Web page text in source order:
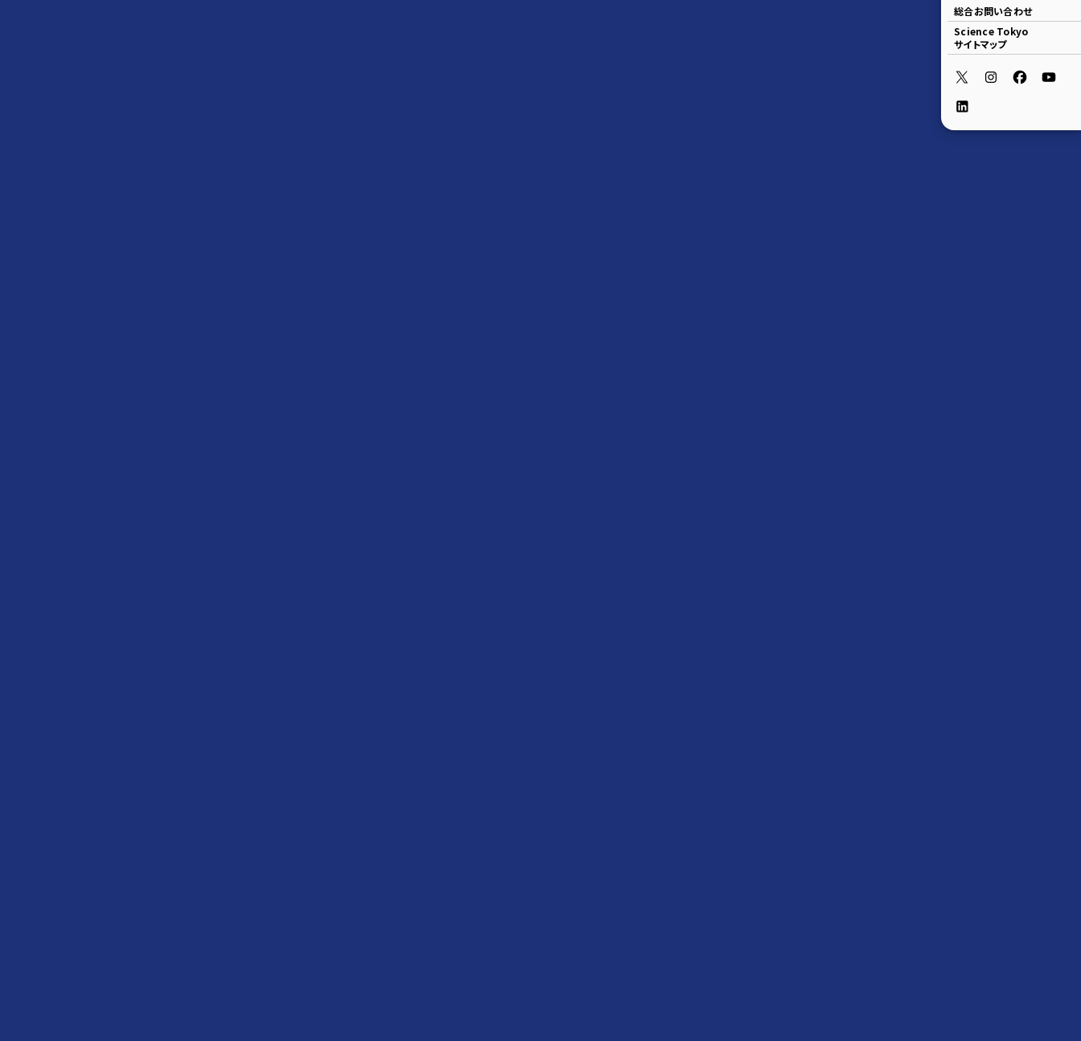
総合お問い合わせ
Science Tokyo
サイトマップ